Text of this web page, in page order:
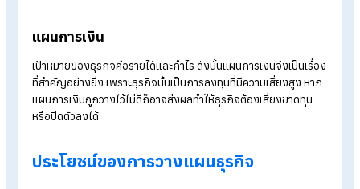
แผนการขาย
แผนการขายนี้เป็นการต่อยอดมาจากแผนการตลาด โดยองค์กรต้
การวางแผนว่าเราจะทำอะไรบ้างกับสินค้าของเรา เช่น ควรให้ความ
และออนไลน์ไปพร้อม ๆ กัน ธุรกิจก็จะมีลูกค้ารู้จักและเห็นตัวตนข